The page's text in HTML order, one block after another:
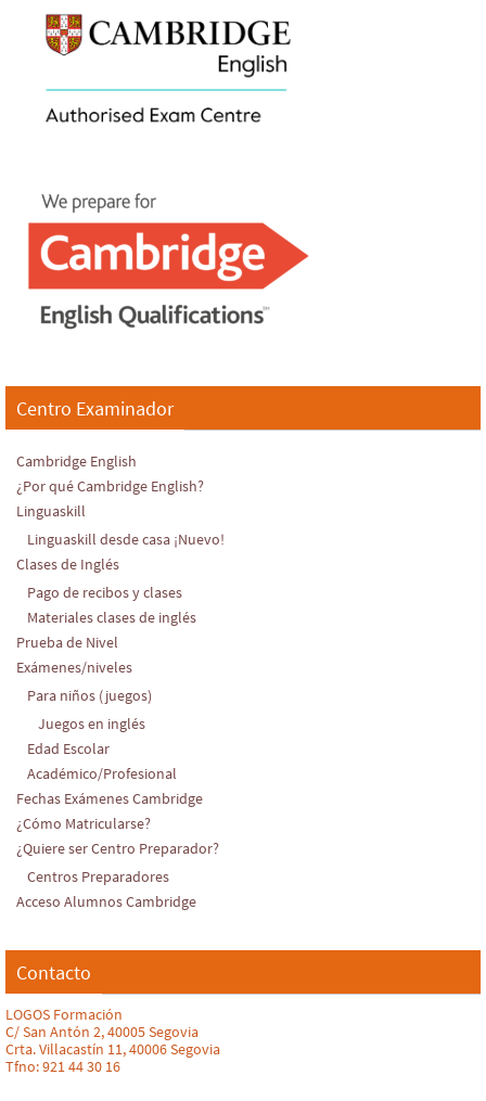
Centro Examinador
Cambridge English
¿Por qué Cambridge English?
Linguaskill
Linguaskill desde casa ¡Nuevo!
Clases de Inglés
Pago de recibos y clases
Materiales clases de inglés
Prueba de Nivel
Exámenes/niveles
Para niños (juegos)
Juegos en inglés
Edad Escolar
Académico/Profesional
Fechas Exámenes Cambridge
¿Cómo Matricularse?
¿Quiere ser Centro Preparador?
Centros Preparadores
Acceso Alumnos Cambridge
Contacto
LOGOS Formación
C/ San Antón 2, 40005 Segovia
Crta. Villacastín 11, 40006 Segovia
Tfno: 921 44 30 16